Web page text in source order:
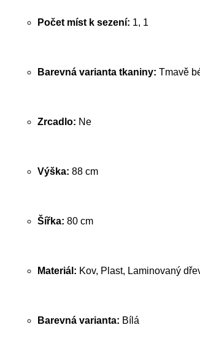
Počet míst k sezení: 1, 1
Barevná varianta tkaniny: Tmavě
Zrcadlo: Ne
Výška: 88 cm
Šířka: 80 cm
Materiál: Kov, Plast, Laminovaný
Barevná varianta: Bílá